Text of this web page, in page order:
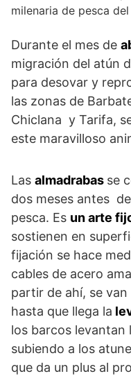
milenaria de pesca del
Durante el mes de
migración del atún
para desovar y
las zonas de
Chiclana y Tarifa,
este maravilloso
Las almadrabas se
dos meses antes
pesca. Es un arte
sostienen en
fijación se hace
cables de acero
partir de ahí, se
hasta que llega la
los barcos levantan
subiendo a los
que da un plus al